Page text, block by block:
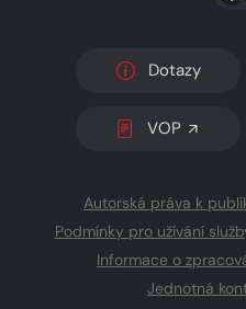
Dotazy
VOP
Autorská práva k
Podmínky pro užívání
Informace o
Jednotná